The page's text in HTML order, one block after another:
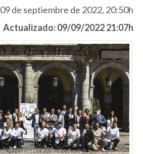
09 de septiembre de 2022, 20:50h
Actualizado: 09/09/2022 21:07h